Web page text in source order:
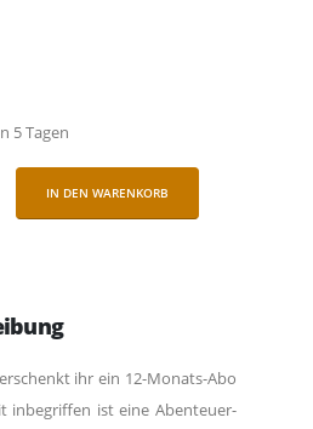
5 Tagen
IN DEN WARENKORB
ihr ein 12-Monats-Abo
inbegriffen ist eine Abenteuer-